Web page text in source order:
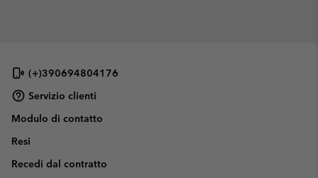
(+)390694804176
Servizio clienti
Modulo di contatto
Resi
Recedi dal contratto